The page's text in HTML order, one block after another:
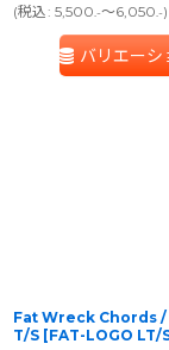
(税込: 5,500 .-～6,050 .-)
バリエーシ
Fat Wreck Chords /
T/S [FAT-LOGO LT/